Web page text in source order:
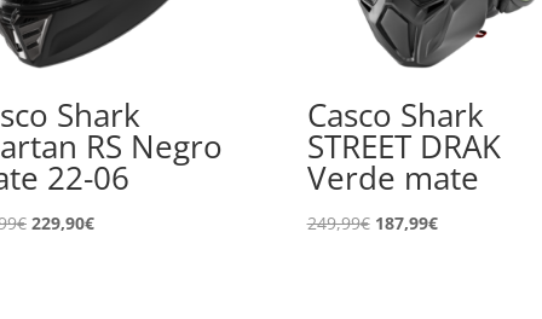
Shark
RS Negro
22-06
€ El
229,90€El
Casco Shark
STREET DRAK
Verde mate
249,99€ El
187,99€El